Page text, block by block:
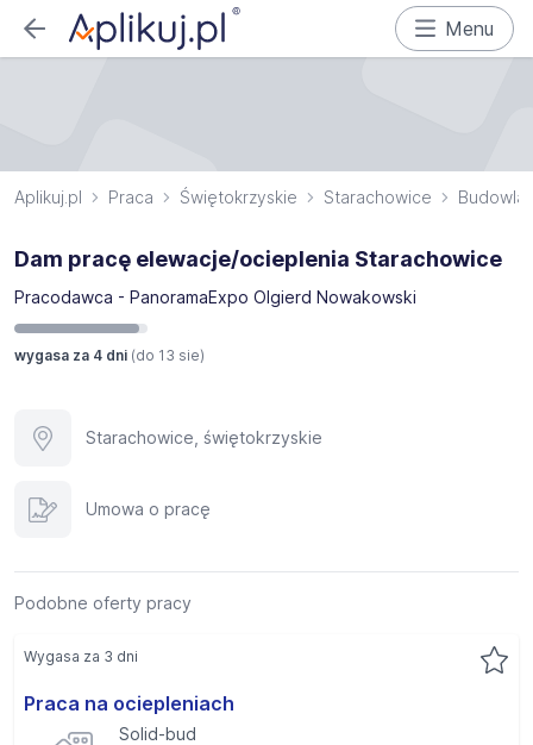
Menu
Aplikuj.pl Praca Świętokrzyskie Starachowice
Dam pracę elewacje/ocieplenia Starachowice
Pracodawca - PanoramaExpo Olgierd Nowakowski
wygasa za 4 dni (do 13 sie)
Starachowice, świętokrzyskie
Umowa o pracę
Podobne oferty pracy
Praca na ociepleniach
Solid-bud
Wygasa za 3 dni